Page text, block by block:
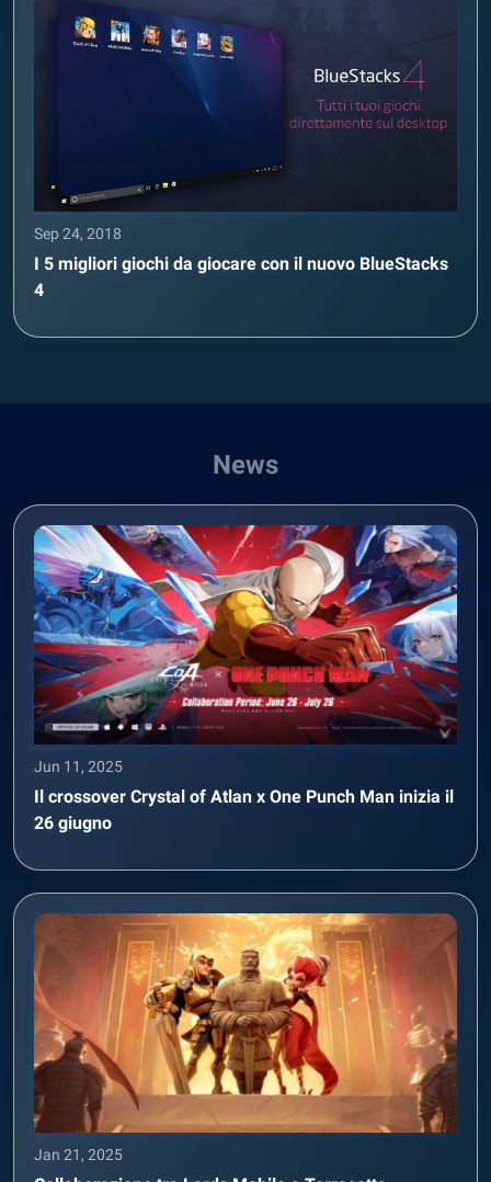
Sep 24, 2018
I 5 migliori giochi da giocare con il nuovo BlueStacks
4
News
Jun 11, 2025
Il crossover Crystal of Atlan x One Punch Man inizia il
26 giugno
Jan 21, 2025